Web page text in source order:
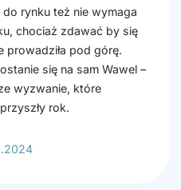
rynku też nie wymaga
chociaż zdawać by się
prowadziła pod górę.
się na sam Wawel –
wyzwanie, które
rok.